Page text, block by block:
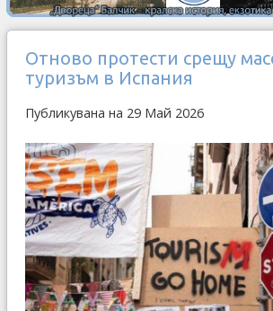
Отново протести срещу
туризъм в Испания
Публикувана на 29 Май 2026